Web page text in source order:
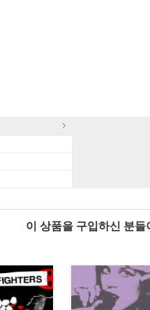
이 상품을 구입하신 분